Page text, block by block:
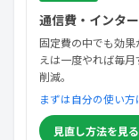
通信費・インタ
固定費の中でも効
えは一度やれば毎
削減。
まずは自分の使い
見直し方法を見